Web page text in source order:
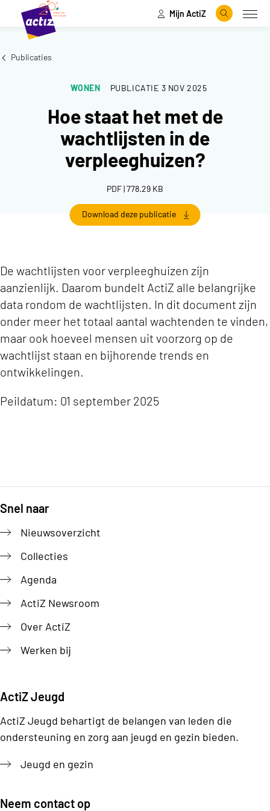
Naar hoofdinhoud
Naar menu Mijn ActiZ
Zoeken
Publicaties
WONEN PUBLICATIE 3 NOV 2025
Hoe staat het met de
wachtlijsten in de
verpleeghuizen?
PDF | 778.29 KB
Download deze publicatie
De wachtlijsten voor verpleeghuizen zijn
aanzienlijk. Daarom bundelt ActiZ alle belangrijke
data rondom de wachtlijsten. In dit document zijn
onder meer het totaal aantal wachtenden te vinden,
maar ook hoeveel mensen uit voorzorg op de
wachtlijst staan en bijhorende trends en
ontwikkelingen.
Peildatum: 01 september 2025
Snel naar
Nieuwsoverzicht
Collecties
Agenda
ActiZ Newsroom
Over ActiZ
Werken bij
ActiZ Jeugd
ActiZ Jeugd behartigt de belangen van leden die
ondersteuning en zorg aan jeugd en gezin bieden.
Jeugd en gezin
Neem contact op